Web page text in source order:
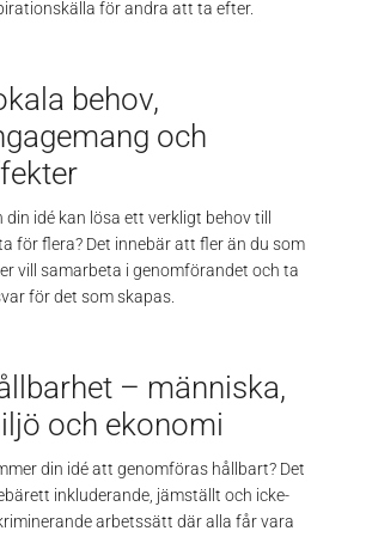
för andra att ta efter.
behov,
och
din idé kan lösa ett verkligt behov till
för flera? Det innebär att fler än du som
vill samarbeta i genomförandet och ta
för det som skapas.
– människa,
och ekonomi
din idé att genomföras hållbart? Det
inkluderande, jämställt och icke-
arbetssätt där alla får vara